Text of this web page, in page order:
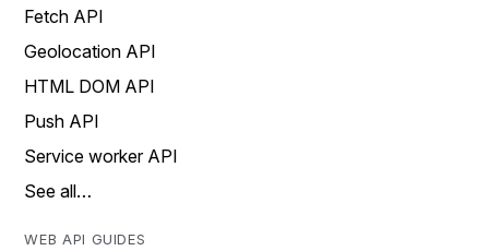
Fetch API
Geolocation API
HTML DOM API
Push API
Service worker API
See all…
WEB API GUIDES